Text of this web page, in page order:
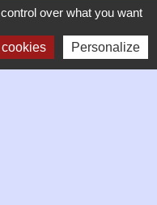
over what you want
Personalize